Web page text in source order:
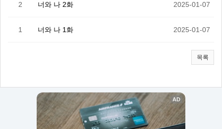
2 너와 나 2화 2025-01-07
1 너와 나 1화 2025-01-07
목록